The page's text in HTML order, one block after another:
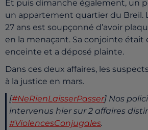
Et puis dimanche également, un
un appartement quartier du Breil.
27 ans est soupçonné d’avoir
en la menaçant. Sa conjointe était
enceinte et a déposé plainte.
Dans ces deux affaires, les
à la justice en mars.
[#NeRienLaisserPasser] Nos
intervenus hier sur 2 affaires
#ViolencesConjugales.